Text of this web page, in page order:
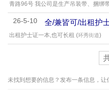
青路96号 我公司是生产吊装带、捆绑
26-5-10 全/兼皆可/出租护
出租护士证一本,也可长租 (环秀街道)
未找到想要的信息？发布一条信息，让